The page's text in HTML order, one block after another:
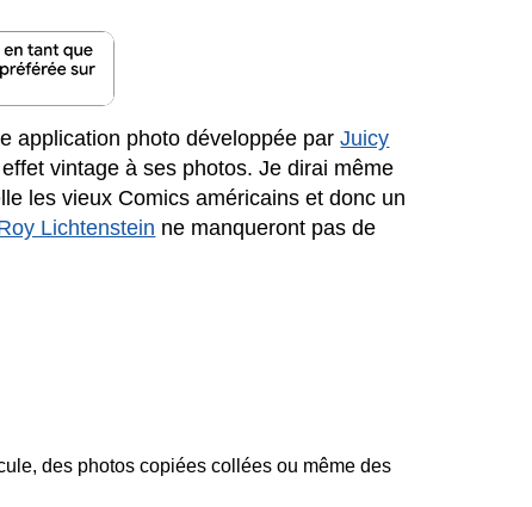
application photo développée parJuicy
vintage à ses photos. Je dirai même
les vieux Comics américains et donc un
Lichtenstein ne manqueront pas de
des photos copiées collées ou même des